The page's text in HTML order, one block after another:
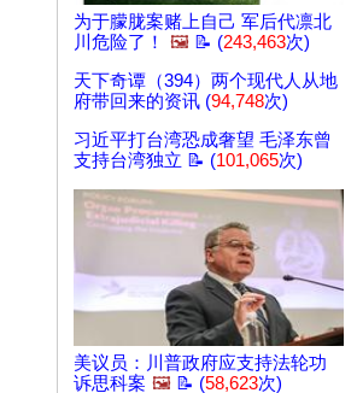
为于朦胧案赌上自己 军后代凛北
川危险了！
🖼️ 📝 (243,463次)
天下奇谭（394）两个现代人从地
府带回来的资讯 (94,748次)
习近平打台湾恐成奢望 毛泽东曾
支持台湾独立 📝 (101,065次)
美议员：川普政府应支持法轮功
诉思科案 🖼️ 📝 (58,623次)